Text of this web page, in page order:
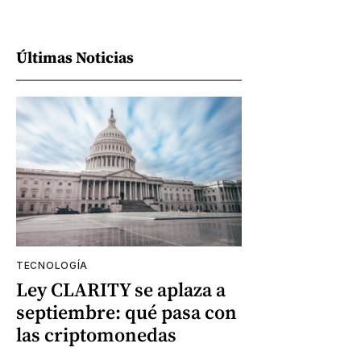
Últimas Noticias
TECNOLOGÍA
Ley CLARITY se aplaza a
septiembre: qué pasa con
las criptomonedas